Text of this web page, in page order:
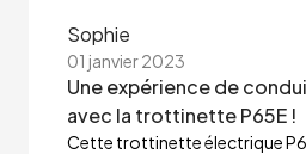
Sophie
01 janvier 2023
Une expérience de
avec la trottinette P65E !
Cette trottinette électrique